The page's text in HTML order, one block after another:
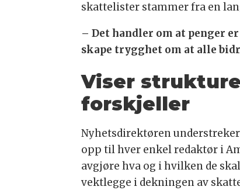
skattelister stammer fra en
– Det handler om at penger
skape trygghet om at alle
Viser
forskjeller
Nyhetsdirektøren
opp til hver enkel redaktør i
avgjøre hva og i hvilken de skal
vektlegge i dekningen av